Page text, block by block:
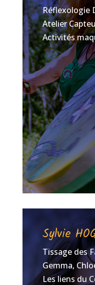
Réflexologie
Atelier
Activités
Sylvie
Tissage des
Gemma,
Les liens du